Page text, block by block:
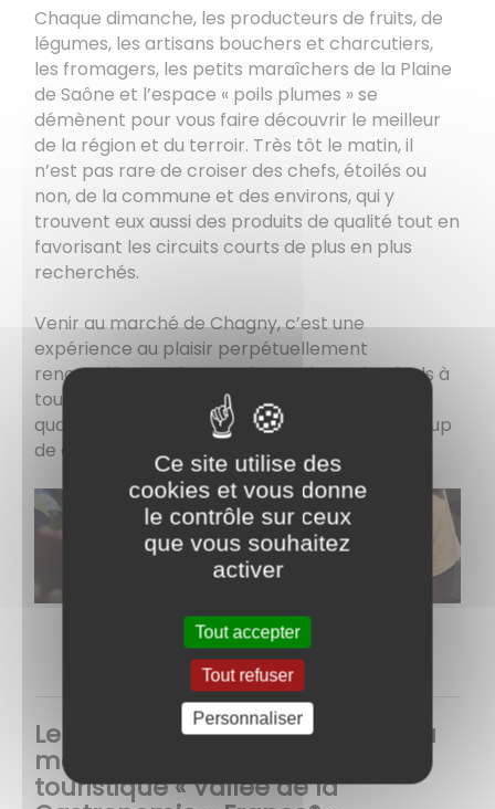
Chaque dimanche, les producteurs de fruits, de
légumes, les artisans bouchers et charcutiers,
les fromagers, les petits maraîchers de la Plaine
de Saône et l’espace « poils plumes » se
démènent pour vous faire découvrir le meilleur
de la région et du terroir. Très tôt le matin, il
n’est pas rare de croiser des chefs, étoilés ou
non, de la commune et des environs, qui y
trouvent eux aussi des produits de qualité tout en
favorisant les circuits courts de plus en plus
recherchés.
Venir au marché de Chagny, c’est une
expérience au plaisir perpétuellement
renouvelé. Les odeurs et les couleurs des étals à
toute saison, le bagou des marchands et la
qualité provoquent à coup sûr un véritable coup
de cœur.
Le marché de Chagny intègre la
marque de destination
touristique « Vallée de la
Ce site utilise des
cookies et vous donne
le contrôle sur ceux
que vous souhaitez
activer
Tout accepter
Tout refuser
Personnaliser